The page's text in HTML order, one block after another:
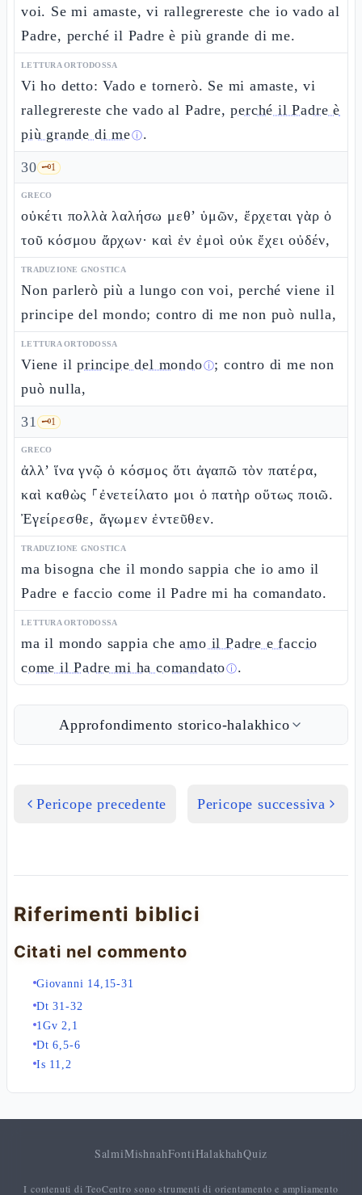
voi. Se mi amaste, vi rallegrereste che io vado al
Padre, perché il Padre è più grande di me.
LETTURA ORTODOSSA
Vi ho detto: Vado e tornerò. Se mi amaste, vi
rallegrereste che vado al Padre,perché il Padre è
più grande di meⓘ.
30 🗝️1
GRECO
οὐκέτι πολλὰ λαλήσω μεθ’ ὑμῶν, ἔρχεται γὰρ ὁ
τοῦ κόσμου ἄρχων· καὶ ἐν ἐμοὶ οὐκ ἔχει οὐδέν,
TRADUZIONE GNOSTICA
Non parlerò più a lungo con voi, perché viene il
principe del mondo; contro di me non può nulla,
LETTURA ORTODOSSA
Viene ilprincipe del mondoⓘ; contro di me non
può nulla,
31 🗝️1
GRECO
ἀλλ’ ἵνα γνῷ ὁ κόσμος ὅτι ἀγαπῶ τὸν πατέρα,
καὶ καθὼς ⸀ἐνετείλατο μοι ὁ πατὴρ οὕτως ποιῶ.
Ἐγείρεσθε, ἄγωμεν ἐντεῦθεν.
TRADUZIONE GNOSTICA
ma bisogna che il mondo sappia che io amo il
Padre e faccio come il Padre mi ha comandato.
LETTURA ORTODOSSA
ma il mondo sappia cheamo il Padre e faccio
come il Padre mi ha comandatoⓘ.
Approfondimento storico-halakhico
Pericope precedente Pericope successiva
Riferimenti biblici
Citati nel commento
Giovanni 14,15-31
Dt 31-32
1Gv 2,1
Dt 6,5-6
Is 11,2
SalmiMishnahFontiHalakhahQuiz
I contenuti di TeoCentro sono strumenti di orientamento e ampliamento